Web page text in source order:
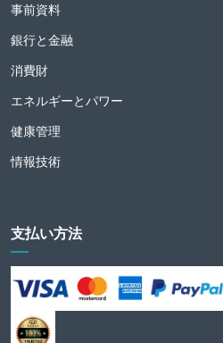
事前資料
銀行と金融
消費財
エネルギーとパワー
健康管理
情報技術
支払い方法